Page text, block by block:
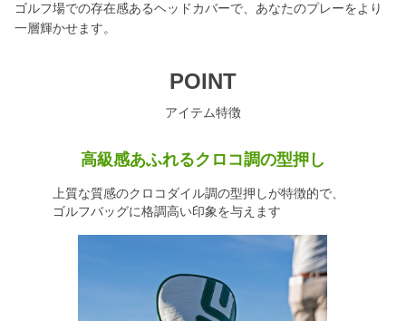
ゴルフ場での存在感あるヘッドカバーで、あなたのプレーをより
一層輝かせます。
POINT
アイテム特徴
高級感あふれるクロコ調の型押し
上質な質感のクロコダイル調の型押しが特徴的で、
ゴルフバッグに格調高い印象を与えます